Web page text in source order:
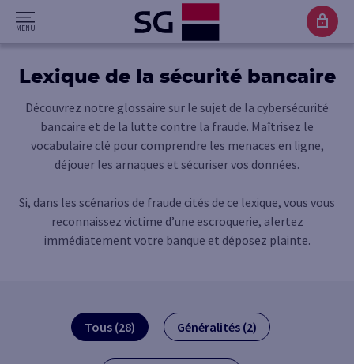
Lexique de la sécurité bancaire
Découvrez notre glossaire sur le sujet de la cybersécurité
bancaire et de la lutte contre la fraude. Maîtrisez le
vocabulaire clé pour comprendre les menaces en ligne,
déjouer les arnaques et sécuriser vos données.
Si, dans les scénarios de fraude cités de ce lexique, vous vous
reconnaissez victime d’une escroquerie, alertez
immédiatement votre banque et déposez plainte.
Tous (28) Généralités (2)